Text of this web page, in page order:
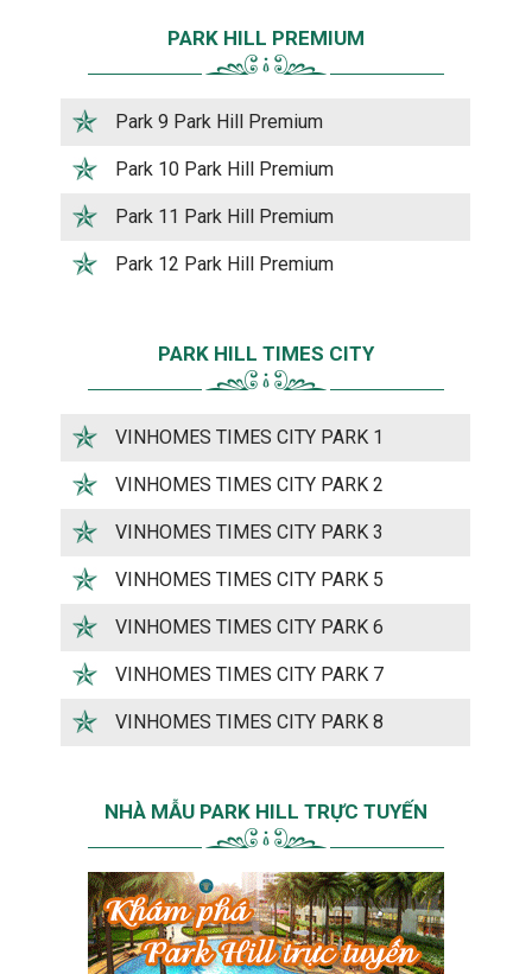
PARK HILL PREMIUM
Park 9 Park Hill Premium
Park 10 Park Hill Premium
Park 11 Park Hill Premium
Park 12 Park Hill Premium
PARK HILL TIMES CITY
VINHOMES TIMES CITY PARK 1
VINHOMES TIMES CITY PARK 2
VINHOMES TIMES CITY PARK 3
VINHOMES TIMES CITY PARK 5
VINHOMES TIMES CITY PARK 6
VINHOMES TIMES CITY PARK 7
VINHOMES TIMES CITY PARK 8
NHÀ MẪU PARK HILL TRỰC TUYẾN